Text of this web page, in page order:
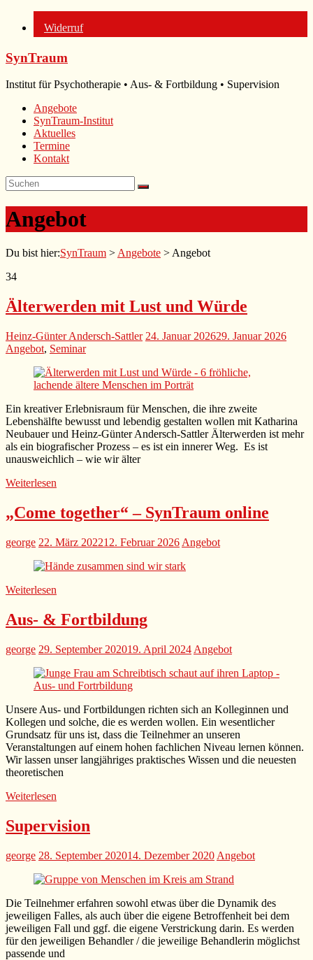
Widerruf
Zum
Inhalt
springen
SynTraum
Institut für Psychotherapie • Aus- & Fortbildung • Supervision
Angebote
SynTraum-Institut
Aktuelles
Termine
Kontakt
Angebot
Du bist hier:SynTraum > Angebote > Angebot
34
Älterwerden mit Lust und Würde
Heinz-Günter Andersch-Sattler 24. Januar 202629. Januar 2026
Angebot, Seminar
Ein kreativer Erlebnisraum für Menschen, die ihre zweite
Lebenshälfte bewusst und lebendig gestalten wollen mit Katharina
Neubauer und Heinz-Günter Andersch-Sattler Älterwerden ist mehr
als ein biografischer Prozess – es ist ein innerer Weg. Es ist
unausweichlich – wie wir älter
Weiterlesen
„Come together“ – SynTraum online
george 22. März 202212. Februar 2026 Angebot
Weiterlesen
Aus- & Fortbildung
george 29. September 202019. April 2024 Angebot
Unsere Aus- und Fortbildungen richten sich an Kolleginnen und
Kollegen und solche, die es werden wollen. Ein wesentlicher
Grundsatz für uns ist, dass die Teilnehmer an unseren
Veranstaltungen auf einem hohen fachlichen Niveau lernen können.
Wir lassen unser langjähriges praktisches Wissen und die neuesten
theoretischen
Weiterlesen
Supervision
george 28. September 202014. Dezember 2020 Angebot
Die Teilnehmer erfahren sowohl etwas über die Dynamik des
jeweiligen Falles, als auch über die eigene Betroffenheit bei dem
jeweiligen Fall und ggf. die eigene Verstrickung darin. Es werden
für den jeweiligen Behandler / die jeweilige Behandlerin möglichst
passende und